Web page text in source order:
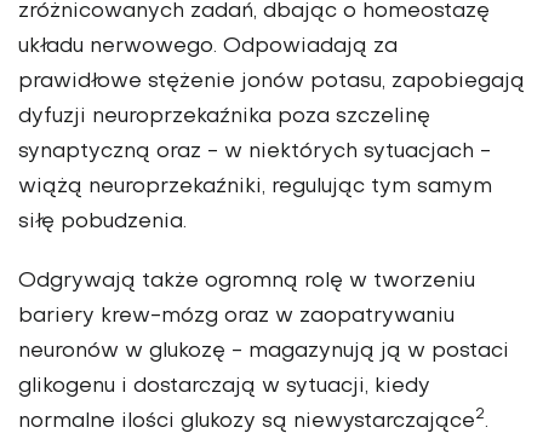
zróżnicowanych zadań, dbając o homeostazę
układu nerwowego. Odpowiadają za
prawidłowe stężenie jonów potasu, zapobiegają
dyfuzji neuroprzekaźnika poza szczelinę
synaptyczną oraz - w niektórych sytuacjach -
wiążą neuroprzekaźniki, regulując tym samym
siłę pobudzenia.
Odgrywają także ogromną rolę w tworzeniu
bariery krew-mózg oraz w zaopatrywaniu
neuronów w glukozę - magazynują ją w postaci
glikogenu i dostarczają w sytuacji, kiedy
normalne ilości glukozy są niewystarczające2.